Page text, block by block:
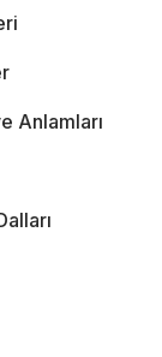
Anlamları